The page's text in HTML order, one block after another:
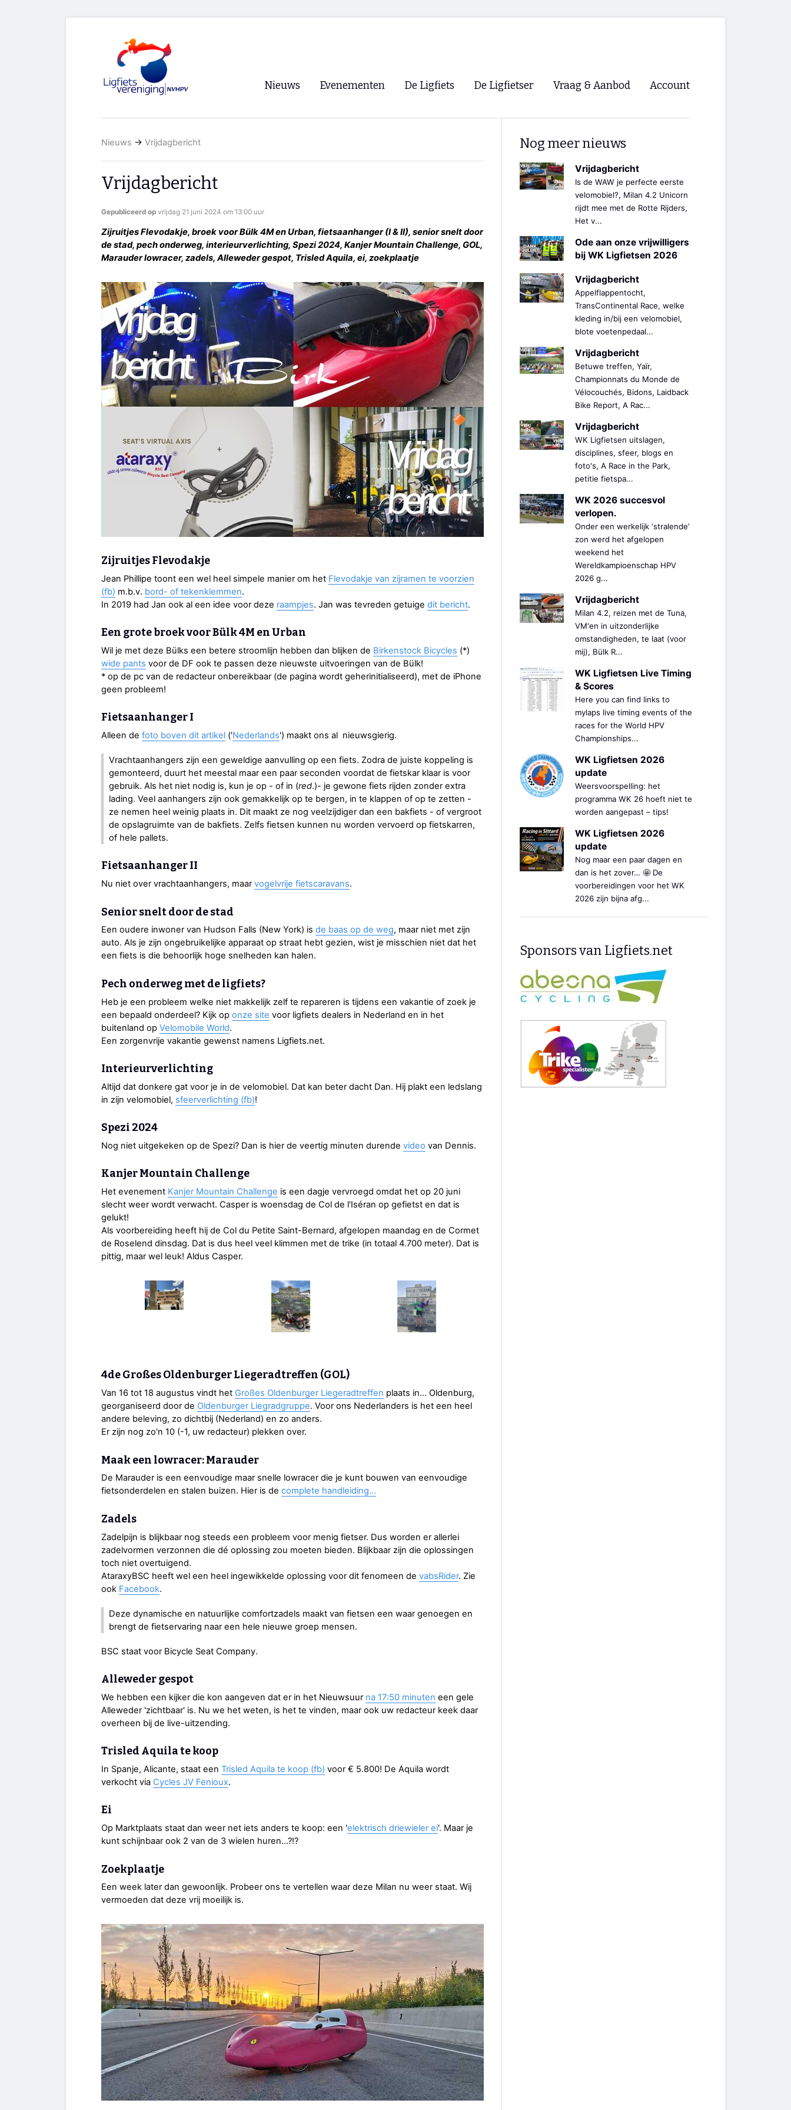
Nieuws Evenementen
WK Ligfietsen 2026
CycleVision
Oliebollentocht
De Ligfiets De Ligfietser
Ligfietsvereninging NVHPV
Lokale Fietsverenigingen
EHPVA & EuSupino 🡺
Forum ligfietsers.nl 🡺
Vraag & Aanbod Account
Nieuws → Vrijdagbericht
Vrijdagbericht
Gepubliceerd op vrijdag 21 juni 2024 om 13:00 uur
Zijruitjes Flevodakje, broek voor Bülk 4M en Urban, fietsaanhanger (I & II), senior snelt door
de stad, pech onderweg, interieurverlichting, Spezi 2024, Kanjer Mountain Challenge, GOL,
Marauder lowracer, zadels, Alleweder gespot, Trisled Aquila, ei, zoekplaatje
Zijruitjes Flevodakje
Jean Phillipe toont een wel heel simpele manier om het Flevodakje van zijramen te voorzien
(fb) m.b.v. bord- of tekenklemmen.
In 2019 had Jan ook al een idee voor deze raampjes. Jan was tevreden getuige dit bericht.
Een grote broek voor Bülk 4M en Urban
Wil je met deze Bülks een betere stroomlijn hebben dan blijken de Birkenstock Bicycles (*)
wide pants voor de DF ook te passen deze nieuwste uitvoeringen van de Bülk!
* op de pc van de redacteur onbereikbaar (de pagina wordt geherinitialiseerd), met de iPhone
geen probleem!
Fietsaanhanger I
Alleen de foto boven dit artikel ('Nederlands') maakt ons al nieuwsgierig.
Vrachtaanhangers zijn een geweldige aanvulling op een fiets. Zodra de juiste koppeling is
gemonteerd, duurt het meestal maar een paar seconden voordat de fietskar klaar is voor
gebruik. Als het niet nodig is, kun je op - of in (red.)- je gewone fiets rijden zonder extra
lading. Veel aanhangers zijn ook gemakkelijk op te bergen, in te klappen of op te zetten -
ze nemen heel weinig plaats in. Dit maakt ze nog veelzijdiger dan een bakfiets - of vergroot
de opslagruimte van de bakfiets. Zelfs fietsen kunnen nu worden vervoerd op fietskarren,
of hele pallets.
Fietsaanhanger II
Nu niet over vrachtaanhangers, maarvogelvrije fietscaravans.
Senior snelt door de stad
Een oudere inwoner van Hudson Falls (New York) is de baas op de weg, maar niet met zijn
auto. Als je zijn ongebruikelijke apparaat op straat hebt gezien, wist je misschien niet dat het
een fiets is die behoorlijk hoge snelheden kan halen.
Pech onderweg met de ligfiets?
Heb je een probleem welke niet makkelijk zelf te repareren is tijdens een vakantie of zoek je
een bepaald onderdeel? Kijk op onze site voor ligfiets dealers in Nederland en in het
buitenland op Velomobile World.
Een zorgenvrije vakantie gewenst namens Ligfiets.net.
Interieurverlichting
Altijd dat donkere gat voor je in de velomobiel. Dat kan beter dacht Dan. Hij plakt een ledslang
in zijn velomobiel, sfeerverlichting (fb)!
Spezi 2024
Nog niet uitgekeken op de Spezi? Dan is hier de veertig minuten durende video van Dennis.
Kanjer Mountain Challenge
Het evenement Kanjer Mountain Challenge is een dagje vervroegd omdat het op 20 juni
slecht weer wordt verwacht. Casper is woensdag de Col de l'Iséran op gefietst en dat is
gelukt!
Als voorbereiding heeft hij de Col du Petite Saint-Bernard, afgelopen maandag en de Cormet
de Roselend dinsdag. Dat is dus heel veel klimmen met de trike (in totaal 4.700 meter). Dat is
pittig, maar wel leuk! Aldus Casper.
4de Großes Oldenburger Liegeradtreffen (GOL)
Van 16 tot 18 augustus vindt het Großes Oldenburger Liegeradtreffen plaats in… Oldenburg,
georganiseerd door de Oldenburger Liegradgruppe. Voor ons Nederlanders is het een heel
andere beleving, zo dichtbij (Nederland) en zo anders.
Er zijn nog zo'n 10 (-1, uw redacteur) plekken over.
Maak een lowracer: Marauder
De Marauder is een eenvoudige maar snelle lowracer die je kunt bouwen van eenvoudige
fietsonderdelen en stalen buizen. Hier is de complete handleiding...
Zadels
Zadelpijn is blijkbaar nog steeds een probleem voor menig fietser. Dus worden er allerlei
zadelvormen verzonnen die dé oplossing zou moeten bieden. Blijkbaar zijn die oplossingen
toch niet overtuigend.
AtaraxyBSC heeft wel een heel ingewikkelde oplossing voor dit fenomeen de vabsRider. Zie
ook Facebook.
Deze dynamische en natuurlijke comfortzadels maakt van fietsen een waar genoegen en
brengt de fietservaring naar een hele nieuwe groep mensen.
BSC staat voor Bicycle Seat Company.
Alleweder gespot
We hebben een kijker die kon aangeven dat er in het Nieuwsuur na 17:50 minuten een gele
Alleweder 'zichtbaar' is. Nu we het weten, is het te vinden, maar ook uw redacteur keek daar
overheen bij de live-uitzending.
Trisled Aquila te koop
In Spanje, Alicante, staat een Trisled Aquila te koop (fb) voor € 5.800! De Aquila wordt
verkocht via Cycles JV Fenioux.
Ei
Op Marktplaats staat dan weer net iets anders te koop: een 'elektrisch driewieler ei'. Maar je
kunt schijnbaar ook 2 van de 3 wielen huren...?!?
Zoekplaatje
Een week later dan gewoonlijk. Probeer ons te vertellen waar deze Milan nu weer staat. Wij
vermoeden dat deze vrij moeilijk is.
Nog meer nieuws
Vrijdagbericht
Is de WAW je perfecte eerste
velomobiel?, Milan 4.2 Unicorn
rijdt mee met de Rotte Rijders,
Het v...
Ode aan onze vrijwilligers
bij WK Ligfietsen 2026
Vrijdagbericht
Appelflappentocht,
TransContinental Race, welke
kleding in/bij een velomobiel,
blote voetenpedaal...
Vrijdagbericht
Betuwe treffen, Yaïr,
Championnats du Monde de
Vélocouchés, Bidons, Laidback
Bike Report, A Rac...
Vrijdagbericht
WK Ligfietsen uitslagen,
disciplines, sfeer, blogs en
foto's, A Race in the Park,
petitie fietspa...
WK 2026 succesvol
verlopen.
Onder een werkelijk ‘stralende’
zon werd het afgelopen
weekend het
Wereldkampioenschap HPV
2026 g...
Vrijdagbericht
Milan 4.2, reizen met de Tuna,
VM'en in uitzonderlijke
omstandigheden, te laat (voor
mij), Bülk R...
WK Ligfietsen Live Timing
& Scores
Here you can find links to
mylaps live timing events of the
races for the World HPV
Championships...
WK Ligfietsen 2026
update
Weersvoorspelling: het
programma WK 26 hoeft niet te
worden aangepast – tips!
WK Ligfietsen 2026
update
Nog maar een paar dagen en
dan is het zover… 🤩 De
voorbereidingen voor het WK
2026 zijn bijna afg...
Sponsors van Ligfiets.net